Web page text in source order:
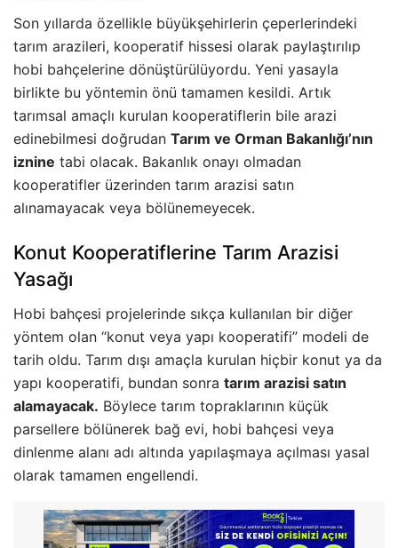
Son yıllarda özellikle büyükşehirlerin çeperlerindeki
tarım arazileri, kooperatif hissesi olarak paylaştırılıp
hobi bahçelerine dönüştürülüyordu. Yeni yasayla
birlikte bu yöntemin önü tamamen kesildi. Artık
tarımsal amaçlı kurulan kooperatiflerin bile arazi
edinebilmesi doğrudan Tarım ve Orman Bakanlığı’nın
iznine tabi olacak. Bakanlık onayı olmadan
kooperatifler üzerinden tarım arazisi satın
alınamayacak veya bölünemeyecek.
Konut Kooperatiflerine Tarım Arazisi
Yasağı
Hobi bahçesi projelerinde sıkça kullanılan bir diğer
yöntem olan “konut veya yapı kooperatifi” modeli de
tarih oldu. Tarım dışı amaçla kurulan hiçbir konut ya da
yapı kooperatifi, bundan sonra tarım arazisi satın
alamayacak. Böylece tarım topraklarının küçük
parsellere bölünerek bağ evi, hobi bahçesi veya
dinlenme alanı adı altında yapılaşmaya açılması yasal
olarak tamamen engellendi.